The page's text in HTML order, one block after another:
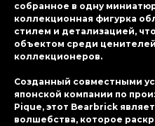
собранное в одну
коллекционная фигурка
стилем и детализацией,
объектом среди ценителей
коллекционеров.
Созданный совместными
японской компании по
Pique, этот Bearbrick
волшебства, которое